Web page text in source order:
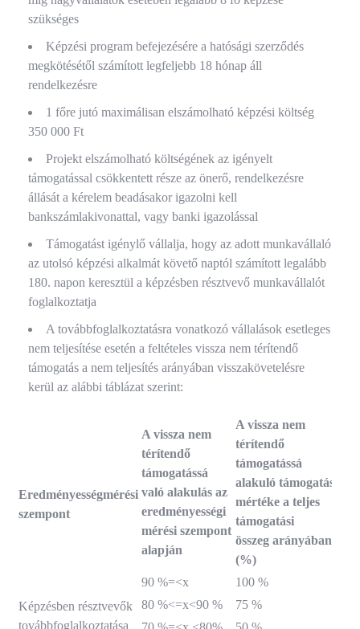
szükséges
Képzési program befejezésére a hatósági szerződés
megkötésétől számított legfeljebb 18 hónap áll
rendelkezésre
1 főre jutó maximálisan elszámolható képzési költség
350 000 Ft
Projekt elszámolható költségének az igényelt
támogatással csökkentett része az önerő, rendelkezésre
állását a kérelem beadásakor igazolni kell
bankszámlakivonattal, vagy banki igazolással
Támogatást igénylő vállalja, hogy az adott munkavállaló
az utolsó képzési alkalmát követő naptól számított legalább
180. napon keresztül a képzésben résztvevő munkavállalót
foglalkoztatja
A továbbfoglalkoztatásra vonatkozó vállalások esetleges
nem teljesítése esetén a feltételes vissza nem térítendő
támogatás a nem teljesítés arányában visszakövetelésre
kerül az alábbi táblázat szerint:
Eredményességmérési
szempont
A vissza nem
térítendő
támogatássá
való alakulás az
eredményességi
mérési szempont
alapján
A vissza nem
térítendő
támogatássá
alakuló támogatás
mértéke a teljes
támogatási
összeg arányában
(%)
Képzésben résztvevők
továbbfoglalkoztatása
90 %=<x
100 %
80 %<=x<90 %
75 %